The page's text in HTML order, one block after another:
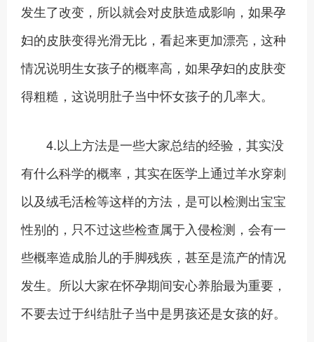
发生了改变，所以就会对皮肤造成影响，如果孕
妇的皮肤变得光滑无比，看起来更加漂亮，这种
情况说明生女孩子的概率高，如果孕妇的皮肤变
得粗糙，这说明肚子当中怀女孩子的几率大。
4.以上方法是一些大家总结的经验，其实没
有什么科学的概率，其实在医学上通过羊水穿刺
以及绒毛活检等这样的方法，是可以检测出宝宝
性别的，只不过这些检查属于入侵检测，会有一
些概率造成胎儿的手脚残疾，甚至是流产的情况
发生。所以大家在怀孕期间安心养胎最为重要，
不要去过于纠结肚子当中是男孩还是女孩的好。